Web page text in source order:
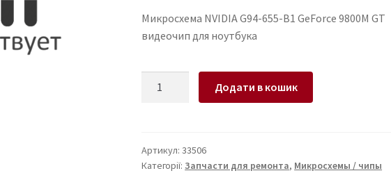
Микросхема NVIDIA G94-655-B1 GeForce 9800M GT
видеочип для ноутбука
B1
GeForce
Додати в кошик
Артикул:33506
Категорії:Запчасти для ремонта, Микросхемы / чипы